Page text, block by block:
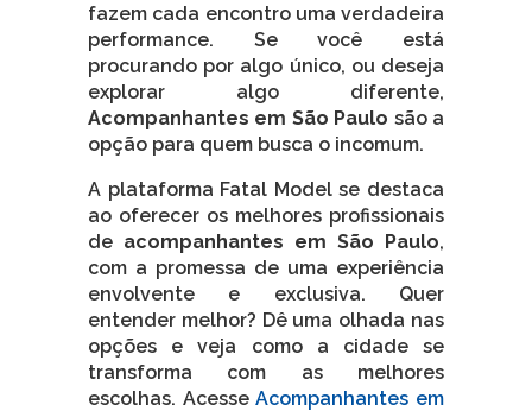
fazem cada encontro uma verdadeira
performance. Se você está
procurando por algo único, ou deseja
explorar algo diferente,
Acompanhantes em São Paulo são a
opção para quem busca o incomum.
A plataforma Fatal Model se destaca
ao oferecer os melhores profissionais
de acompanhantes em São Paulo,
com a promessa de uma experiência
envolvente e exclusiva. Quer
entender melhor? Dê uma olhada nas
opções e veja como a cidade se
transforma com as melhores
escolhas. AcesseAcompanhantes em